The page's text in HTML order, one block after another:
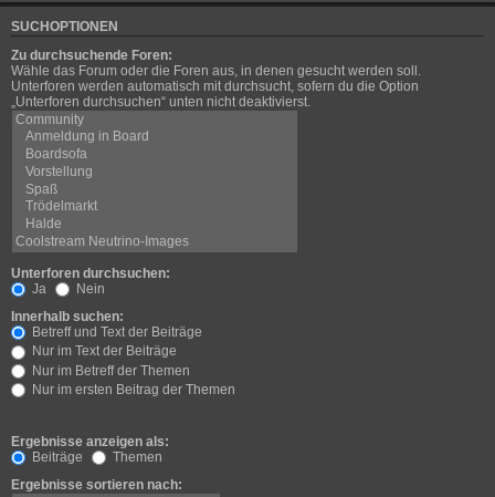
SUCHOPTIONEN
Zu durchsuchende Foren:
Wähle das Forum oder die Foren aus, in denen gesucht werden soll.
Unterforen werden automatisch mit durchsucht, sofern du die Option
„Unterforen durchsuchen“ unten nicht deaktivierst.
Unterforen durchsuchen:
Ja
Nein
Innerhalb suchen:
Betreff und Text der Beiträge
Nur im Text der Beiträge
Nur im Betreff der Themen
Nur im ersten Beitrag der Themen
Ergebnisse anzeigen als:
Beiträge
Themen
Ergebnisse sortieren nach: